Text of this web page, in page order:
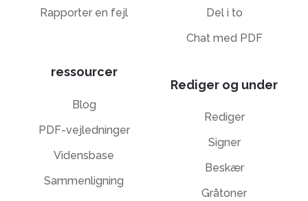
Rapporter en fejl
ressourcer
Blog
PDF-vejledninger
Vidensbase
Sammenligning
Del i to
Chat med PDF
Rediger og under
Rediger
Signer
Beskær
Gråtoner